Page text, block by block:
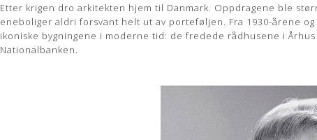
Etter krigen dro arkitekten hjem til Danmark. Oppdragene ble
eneboliger aldri forsvant helt ut av porteføljen. Fra 1930-årene
ikoniske bygningene i moderne tid: de fredede rådhusene i
Nationalbanken.